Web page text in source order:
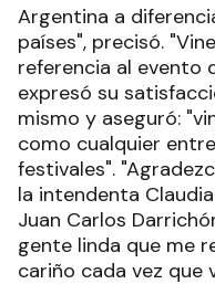
Argentina a
países", precisó.
referencia al evento
expresó su
mismo y aseguró:
como cualquier
festivales".
la intendenta
Juan Carlos
gente linda que me
cariño cada vez que